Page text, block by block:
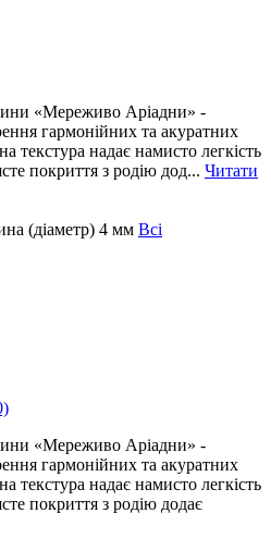
«Мереживо Аріадни» -
гармонійних та акуратних
текстура надає намисто легкість
покриття з родію дод... Читати
(діаметр) 4 мм Всі
«Мереживо Аріадни» -
гармонійних та акуратних
текстура надає намисто легкість
покриття з родію додає